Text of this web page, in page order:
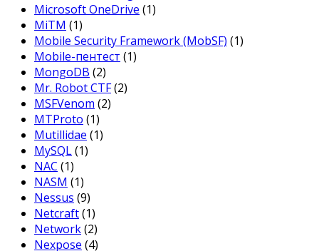
Microsoft OneDrive (1)
MiTM (1)
Mobile Security Framework (MobSF) (1)
Mobile-пентест (1)
MongoDB (2)
Mr. Robot CTF(2)
MSFVenom (2)
MTProto (1)
Mutillidae (1)
MySQL(1)
NAC (1)
NASM (1)
Nessus (9)
Netcraft(1)
Network(2)
Nexpose (4)